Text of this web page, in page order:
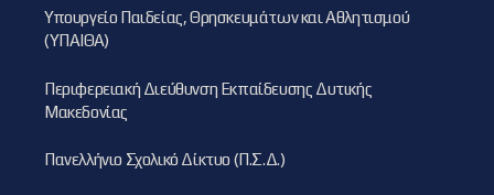
Υπουργείο Παιδείας, Θρησκευμάτων και Αθλητισμού
(ΥΠΑΙΘΑ)
Περιφερειακή Διεύθυνση Εκπαίδευσης Δυτικής
Μακεδονίας
Πανελλήνιο Σχολικό Δίκτυο (Π.Σ.Δ.)